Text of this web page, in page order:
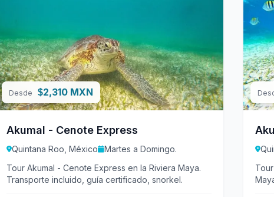
Desde $2,310 MXN
Akumal - Cenote Express
Quintana Roo, México
Martes a Domingo.
Tour Akumal - Cenote Express en la Riviera Maya.
Transporte incluido, guía certificado, snorkel.